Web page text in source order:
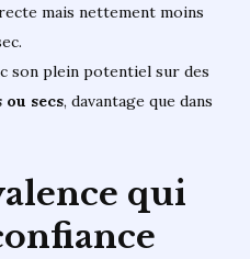
mais nettement moins
son plein potentiel sur des
secs, davantage que dans
qui